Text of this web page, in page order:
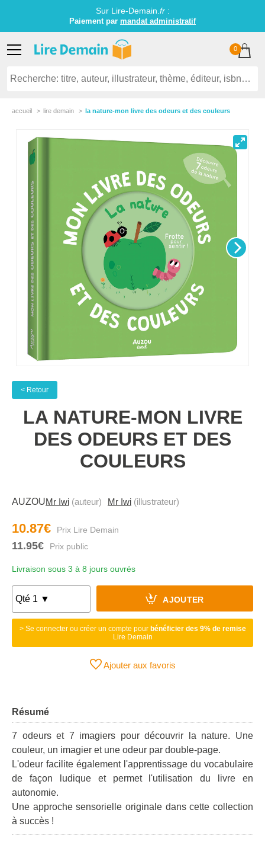
Sur Lire-Demain. fr:
Paiement par mandat administratif
0
accueil lire demain la nature-mon livre des odeurs et des couleurs
< Retour
LA NATURE-MON LIVRE
DES ODEURS ET DES
COULEURS
AUZOUMr Iwi (auteur) Mr Iwi (illustrateur)
10.87€
11.95€
Livraison sous 3 à 8 jours ouvrés
AJOUTER
> Se connecter ou créer un compte pour bénéficier des 9% de remise
Lire Demain
Ajouter aux favoris
Résumé
7 odeurs et 7 imagiers pour découvrir la nature. Une
couleur, un imagier et une odeur par double-page.
L'odeur facilite également l'apprentissage du vocabulaire
de façon ludique et permet l'utilisation du livre en
autonomie.
Une approche sensorielle originale dans cette collection
à succès !